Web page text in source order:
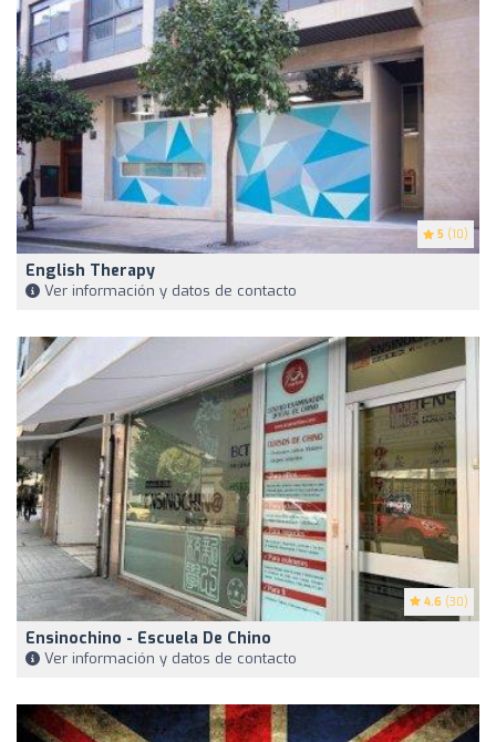
5 (10)
English Therapy
Ver información y datos de contacto
4.6 (30)
Ensinochino - Escuela De Chino
Ver información y datos de contacto